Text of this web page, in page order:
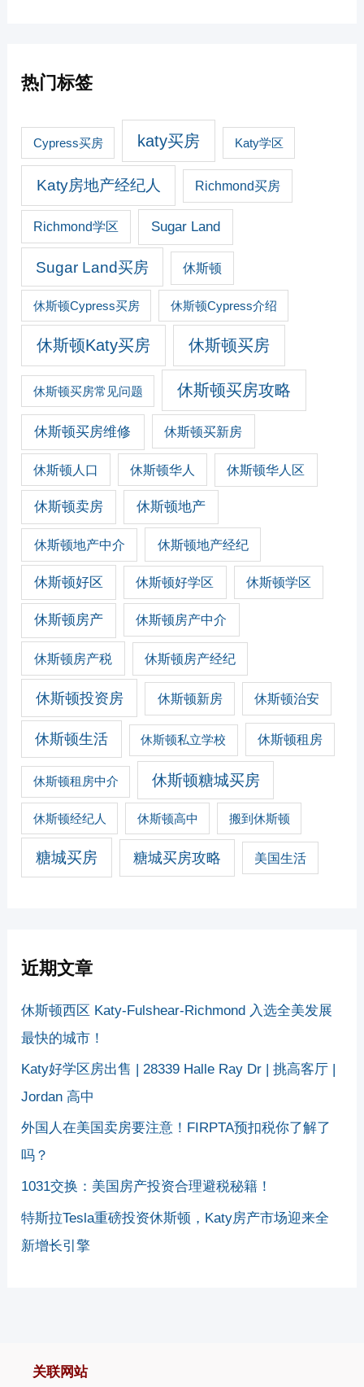
热门标签
Cypress买房 katy买房 Katy学区
Katy房地产经纪人 Richmond买房
Richmond学区 Sugar Land
Sugar Land买房 休斯顿
休斯顿Cypress买房 休斯顿Cypress介绍
休斯顿Katy买房 休斯顿买房
休斯顿买房常见问题 休斯顿买房攻略
休斯顿买房维修 休斯顿买新房
休斯顿人口 休斯顿华人 休斯顿华人区
休斯顿卖房 休斯顿地产
休斯顿地产中介 休斯顿地产经纪
休斯顿好区 休斯顿好学区 休斯顿学区
休斯顿房产 休斯顿房产中介
休斯顿房产税 休斯顿房产经纪
休斯顿投资房 休斯顿新房 休斯顿治安
休斯顿生活 休斯顿私立学校 休斯顿租房
休斯顿租房中介 休斯顿糖城买房
休斯顿经纪人 休斯顿高中 搬到休斯顿
糖城买房 糖城买房攻略 美国生活
近期文章
休斯顿西区 Katy-Fulshear-Richmond 入选全美发展
最快的城市！
Katy好学区房出售 | 28339 Halle Ray Dr | 挑高客厅 |
Jordan 高中
外国人在美国卖房要注意！FIRPTA预扣税你了解了
吗？
1031交换：美国房产投资合理避税秘籍！
特斯拉Tesla重磅投资休斯顿，Katy房产市场迎来全
新增长引擎
关联网站